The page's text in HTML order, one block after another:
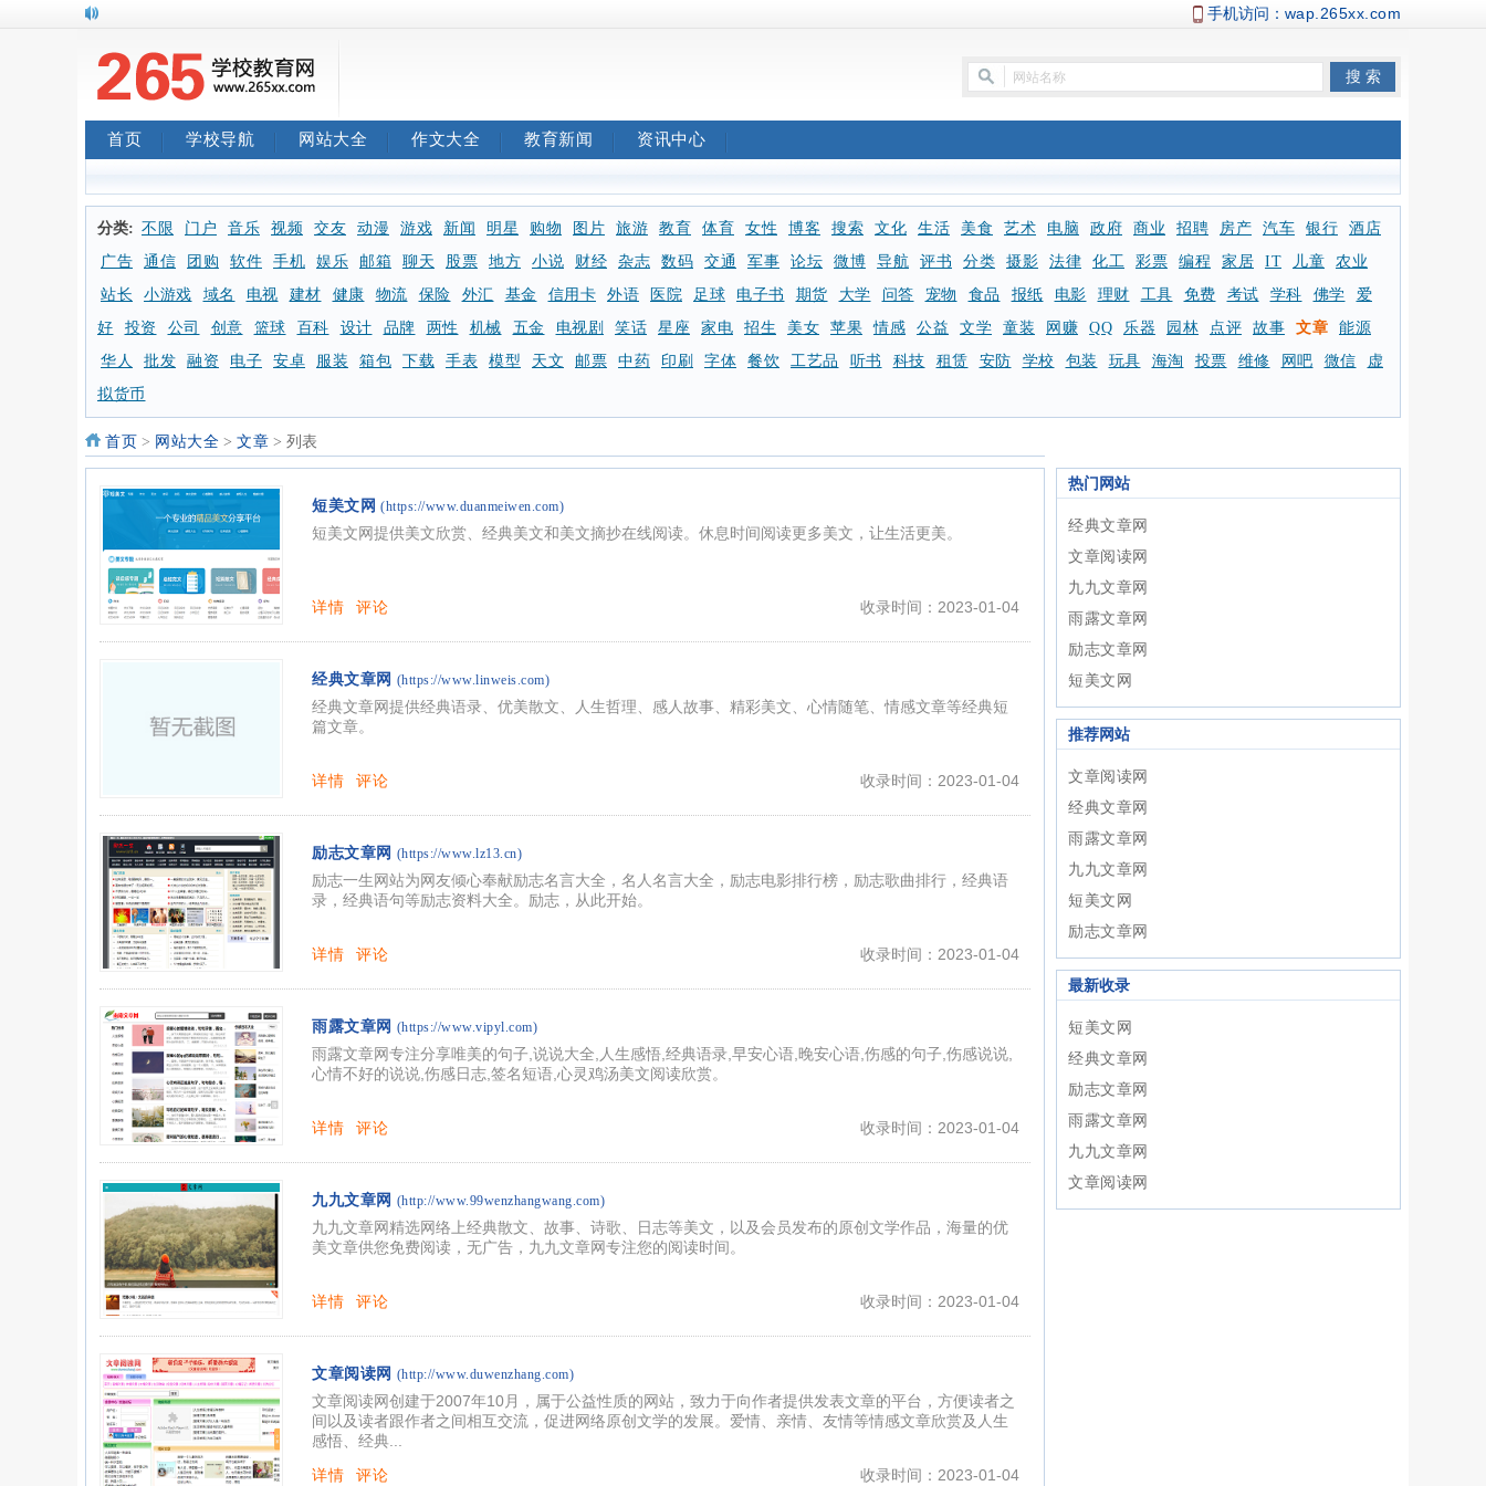
手机访问： wap.265xx.com
首页 学校导航 网站大全 作文大全 教育新闻 资讯中心
分类: 不限 门户 音乐 视频 交友 动漫 游戏 新闻 明星 购物 图片 旅游 教育 体育 女性 博客 搜索 文化 生活 美食 艺术 电脑 政府 商业 招聘 房产 汽车 银行
酒店
广告
通信 团购 软件 手机 娱乐 邮箱 聊天 股票 地方 小说 财经 杂志 数码 交通 军事 论坛 微博 导航 评书 分类 摄影 法律 化工 彩票 编程 家居 IT 儿童
农业
站长
小游戏 域名 电视 建材 健康 物流 保险 外汇 基金 信用卡 外语 医院 足球 电子书 期货 大学 问答 宠物 食品 报纸 电影 理财 工具 免费 考试 学科 佛学
爱
好
投资 公司 创意 篮球 百科 设计 品牌 两性 机械 五金 电视剧 笑话 星座 家电 招生 美女 苹果 情感 公益 文学 童装 网赚 QQ 乐器 园林 点评 故事 文章
能源
华人
批发 融资 电子 安卓 服装 箱包 下载 手表 模型 天文 邮票 中药 印刷 字体 餐饮 工艺品 听书 科技 租赁 安防 学校 包装 玩具 海淘 投票 维修 网吧 微信
虚
拟货币
首页 > 网站大全 > 文章 > 列表
​短美文网 (https://www.duanmeiwen.com)
短美文网提供美文欣赏、经典美文和美文摘抄在线阅读。休息时间阅读更多美文，让生活更美。
详情 评论 收录时间：2023-01-04
经典文章网 (https://www.linweis.com)
经典文章网提供经典语录、优美散文、人生哲理、感人故事、精彩美文、心情随笔、情感文章等经典短
篇文章。
详情 评论 收录时间：2023-01-04
励志文章网 (https://www.lz13.cn)
励志一生网站为网友倾心奉献励志名言大全，名人名言大全，励志电影排行榜，励志歌曲排行，经典语
录，经典语句等励志资料大全。励志，从此开始。
详情 评论 收录时间：2023-01-04
雨露文章网 (https://www.vipyl.com)
雨露文章网专注分享唯美的句子,说说大全,人生感悟,经典语录,早安心语,晚安心语,伤感的句子,伤感说说,
心情不好的说说,伤感日志,签名短语,心灵鸡汤美文阅读欣赏。
详情 评论 收录时间：2023-01-04
九九文章网 (http://www.99wenzhangwang.com)
九九文章网精选网络上经典散文、故事、诗歌、日志等美文，以及会员发布的原创文学作品，海量的优
美文章供您免费阅读，无广告，九九文章网专注您的阅读时间。
详情 评论 收录时间：2023-01-04
文章阅读网 (http://www.duwenzhang.com)
文章阅读网创建于2007年10月，属于公益性质的网站，致力于向作者提供发表文章的平台，方便读者之
间以及读者跟作者之间相互交流，促进网络原创文学的发展。爱情、亲情、友情等情感文章欣赏及人生
感悟、经典...
详情
评论 收录时间：2023-01-04
热门网站
经典文章网
文章阅读网
九九文章网
雨露文章网
励志文章网
​短美文网
推荐网站
文章阅读网
经典文章网
雨露文章网
九九文章网
​短美文网
励志文章网
最新收录
​短美文网
经典文章网
励志文章网
雨露文章网
九九文章网
文章阅读网